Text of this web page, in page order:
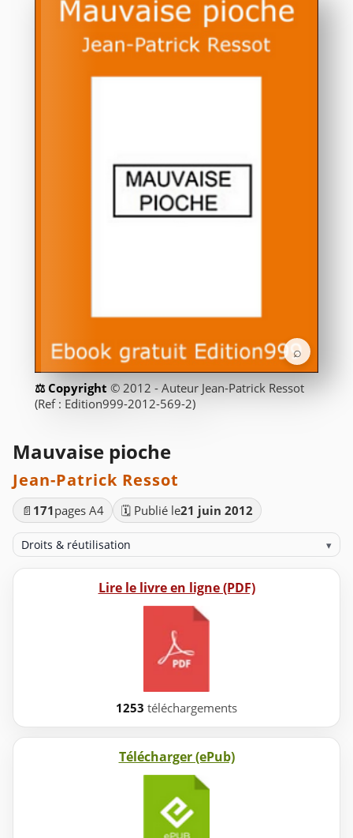
⌕
© 2012 - Auteur Jean-Patrick Ressot
(Ref : Edition999-2012-569-2)
Mauvaise pioche
Jean-Patrick Ressot
📄 171pages A4 🗓️ Publié le21 juin 2012
Droits & réutilisation ▾
Lire le livre en ligne (PDF)
1253 téléchargements
Télécharger (ePub)